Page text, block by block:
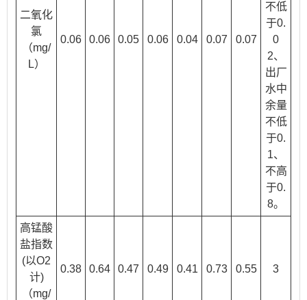
二氧化
氯
（mg/
L）
0.06 0.06 0.05 0.06 0.04 0.07 0.07
不低
于0.
0
2、
出厂
水中
余量
不低
于0.
1、
不高
于0.
8。
高锰酸
盐指数
(以O2
计)
（mg/
0.38 0.64 0.47 0.49 0.41 0.73 0.55 3